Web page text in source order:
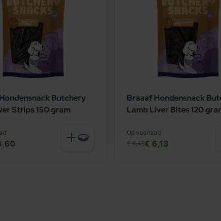
Butchery
Strips 150 gram
Braaaf Hondensnack
Lamb Liver Bites 120
Op voorraad
€ 6,45€ 6,13